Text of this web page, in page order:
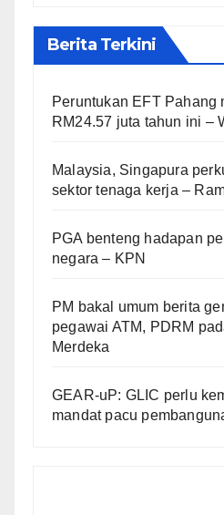
Berita Terkini
Peruntukan EFT Pahang
RM24.57 juta tahun ini –
Malaysia, Singapura
sektor tenaga kerja –
PGA benteng hadapan
negara – KPN
PM bakal umum berita
pegawai ATM, PDRM
Merdeka
GEAR-uP: GLIC perlu
mandat pacu